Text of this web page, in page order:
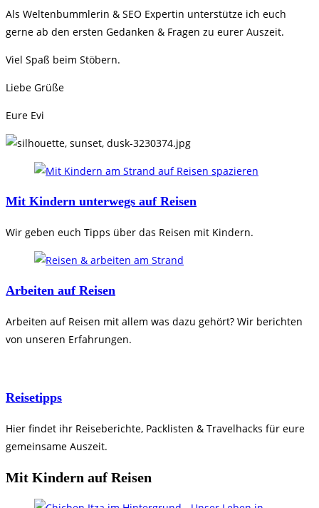
Als Weltenbummlerin & SEO Expertin unterstütze ich euch
gerne ab den ersten Gedanken & Fragen zu eurer Auszeit.
Viel Spaß beim Stöbern.
Liebe Grüße
Eure Evi
Mit Kindern unterwegs auf Reisen
Wir geben euch Tipps über das Reisen mit Kindern.
Arbeiten auf Reisen
Arbeiten auf Reisen mit allem was dazu gehört? Wir berichten
von unseren Erfahrungen.
Reisetipps
Hier findet ihr Reiseberichte, Packlisten & Travelhacks für eure
gemeinsame Auszeit.
Mit Kindern auf Reisen